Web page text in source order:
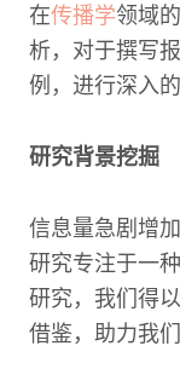
在传播学领域
析，对于撰写
例，进行深入
研究背景挖掘
信息量急剧增
研究专注于一
研究，我们得
借鉴，助力我